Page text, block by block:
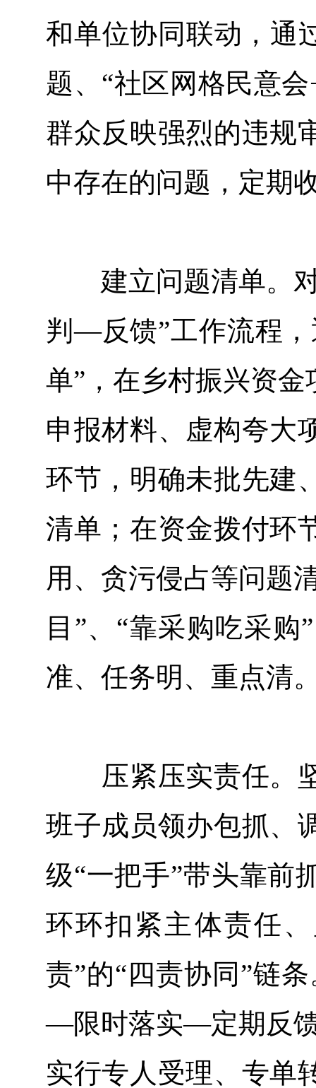
和单位协同联动，通
题、“社区网格民意
群众反映强烈的违规
中存在的问题，定期
建立问题清单。对
判—反馈”工作流程
单”，在乡村振兴资
申报材料、虚构夸大
环节，明确未批先建
清单；在资金拨付环
用、贪污侵占等问题
目”、“靠采购吃采
准、任务明、重点清
压紧压实责任。坚
班子成员领办包抓、
级“一把手”带头靠前
环环扣紧主体责任
责”的“四责协同”链
—限时落实—定期反馈
实行专人受理、专单